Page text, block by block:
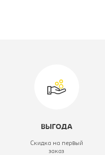
ВЫГОДА
Скидка на первый
заказ